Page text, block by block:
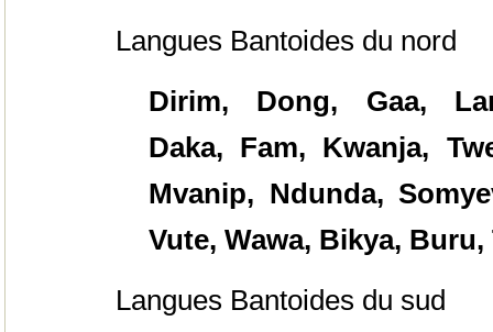
Langues Bantoides du nord
Dirim, Dong, Gaa,
Daka, Fam, Kwanja,
Mvanip, Ndunda,
Vute, Wawa, Bikya, Buru,
Langues Bantoides du sud